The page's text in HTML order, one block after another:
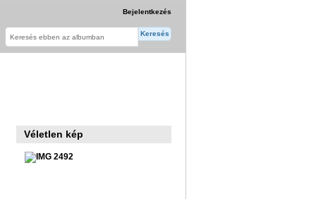
Bejelentkezés
Véletlen kép